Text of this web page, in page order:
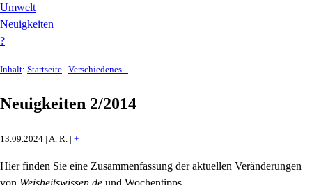
Umwelt
Neuigkeiten
?
Inhalt: Startseite | Verschiedenes...
Neuigkeiten 2/2014
13.09.2024 | A. R. | +
Hier finden Sie eine Zusammenfassung der aktuellen Veränderungen
von Weisheitswissen.de und Wochentipps.